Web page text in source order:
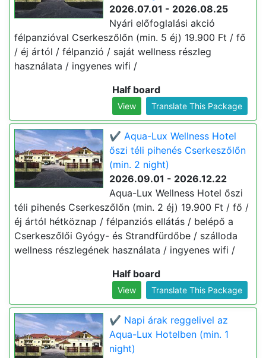
2026.07.01 - 2026.08.25
Nyári előfoglalási akció
félpanzióval Cserkeszőlőn (min. 5 éj) 19.900 Ft / fő
/ éj ártól / félpanzió / saját wellness részleg
használata / ingyenes wifi /
Half board
View Translate This Package
✔️ Aqua-Lux Wellness Hotel
őszi téli pihenés Cserkeszőlőn
(min. 2 night)
2026.09.01 - 2026.12.22
Aqua-Lux Wellness Hotel őszi
téli pihenés Cserkeszőlőn (min. 2 éj) 19.900 Ft / fő /
éj ártól hétköznap / félpanziós ellátás / belépő a
Cserkeszőlői Gyógy- és Strandfürdőbe / szálloda
wellness részlegének használata / ingyenes wifi /
Half board
View Translate This Package
✔️ Napi árak reggelivel az
Aqua-Lux Hotelben (min. 1
night)